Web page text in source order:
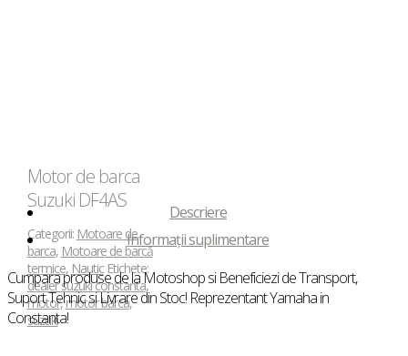
Motor de barca
Suzuki DF4AS
Categorii: Motoare de
barca, Motoare de barcă
termice, Nautic Etichete:
dealer suzuki constanta,
motor,motor barca,
suzuki
Descriere
Informații suplimentare
Cumpara produse de la Motoshop si Beneficiezi de Transport,
Suport Tehnic si Livrare din Stoc! Reprezentant Yamaha in
Constanta!